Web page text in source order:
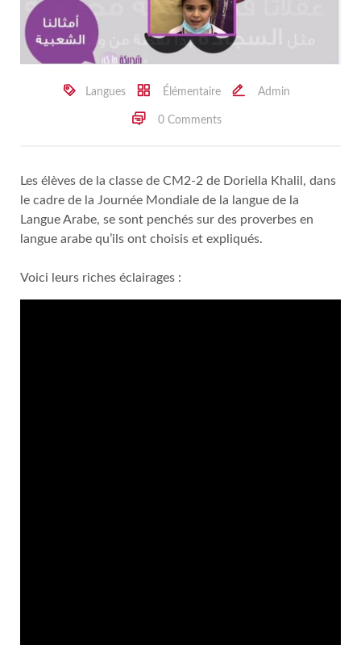
Langues Élémentaire Admin
0 Comments
Les élèves de la classe de CM2-2 de Doriella Khalil, dans
le cadre de la Journée Mondiale de la langue de la
Langue Arabe, se sont penchés sur des proverbes en
langue arabe qu’ils ont choisis et expliqués.
Voici leurs riches éclairages :